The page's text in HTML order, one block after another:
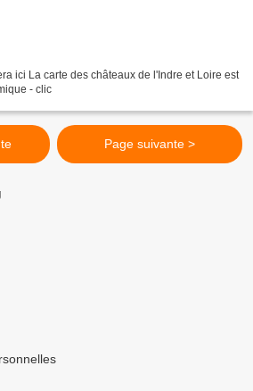
ici La carte des châteaux de l'Indre et Loire est
- clic
Page suivante >